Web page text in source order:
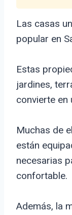
Las casas
popular en
Estas
jardines,
convierte en
Muchas de
están
necesarias
confortable.
Además, la